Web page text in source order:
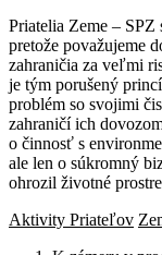
Priatelia Zeme –
pretože považujeme
zahraničia za veľmi
je tým porušený
problém so svojimi
zahraničí ich
o činnosť s
ale len o súkromný
ohrozil životné
Aktivity Priateľov